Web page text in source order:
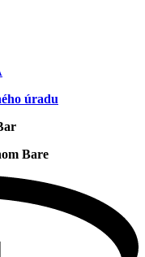
úradu
Bare